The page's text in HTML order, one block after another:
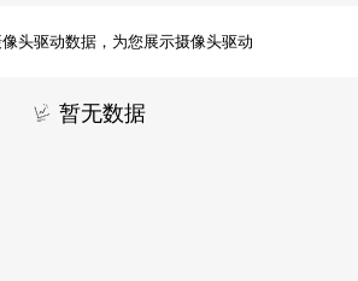
头驱动数据，为您展示摄像头驱动
暂无数据